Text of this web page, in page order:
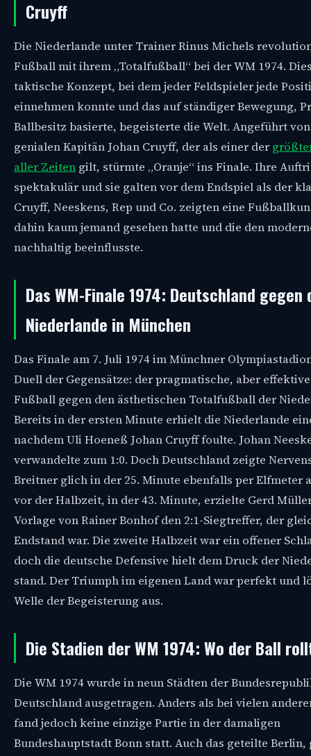
Cruyff
Die Niederlande unter Trainer Rinus Michels
Fußball mit ihrem „Totalfußball“ bei der WM 1974.
taktische Konzept, bei dem jeder Feldspieler jede
einnehmen konnte und das auf ständiger Bewegung,
Ballbesitz basierte, begeisterte die Welt. Angeführt
genialen Kapitän Johan Cruyff, der als einer der
aller Zeiten gilt, stürmte „Oranje“ ins Finale. Ihre
spektakulär und sie galten vor dem Endspiel als der
Cruyff, Neeskens, Rep und Co. zeigten eine
dahin kaum jemand gesehen hatte und die den
nachhaltig beeinflusste.
Das WM-Finale 1974: Deutschland gegen
Niederlande in München
Das Finale am 7. Juli 1974 im Münchner
Duell der Gegensätze: der pragmatische, aber
Fußball gegen den ästhetischen Totalfußball der
Bereits in der ersten Minute erhielt die Niederlande
nachdem Uli Hoeneß Johan Cruyff foulte. Johan
verwandelte zum 1:0. Doch Deutschland zeigte
Breitner glich in der 25. Minute ebenfalls per Elfmeter
vor der Halbzeit, in der 43. Minute, erzielte Gerd
Vorlage von Rainer Bonhof den 2:1-Siegtreffer, der
Endstand war. Die zweite Halbzeit war ein offener
doch die deutsche Defensive hielt dem Druck der
stand. Der Triumph im eigenen Land war perfekt und
Welle der Begeisterung aus.
Die Stadien der WM 1974: Wo der Ball
Die WM 1974 wurde in neun Städten der
Deutschland ausgetragen. Anders als bei vielen
fand jedoch keine einzige Partie in der damaligen
Bundeshauptstadt Bonn statt. Auch das geteilte Berlin,